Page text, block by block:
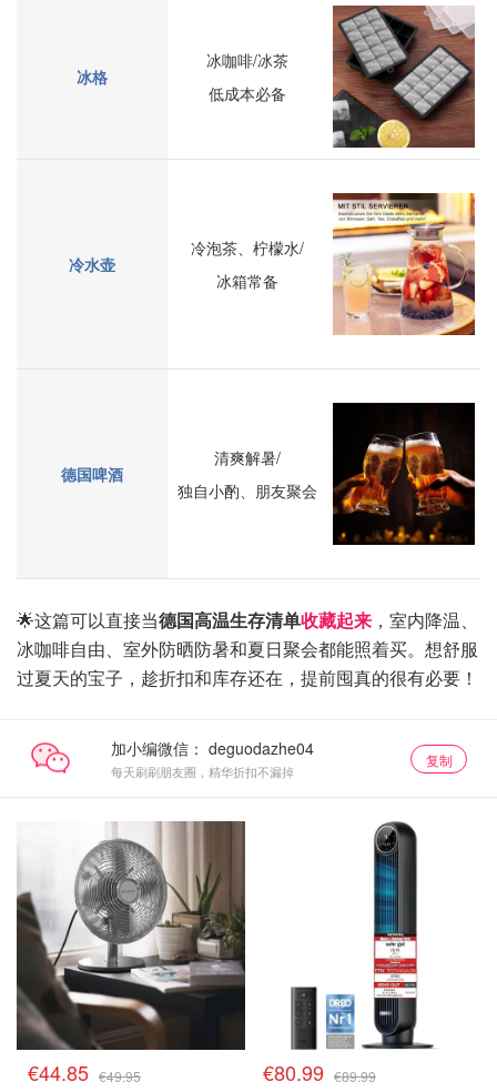
冰格
冰咖啡/冰茶
低成本必备
冷水壶
冷泡茶、柠檬水/
冰箱常备
德国啤酒
清爽解暑/
独自小酌、朋友聚会
🌟这篇可以直接当德国高温生存清单收藏起来 ，室内降温、
冰咖啡自由、室外防晒防暑和夏日聚会都能照着买。想舒服
过夏天的宝子，趁折扣和库存还在，提前囤真的很有必要！
加小编微信：
每天刷刷朋友圈，精华折扣不漏掉
复制
风扇 & 空调 等降温好物
€44.85 €49.95
风扇 & 空调 等降温好物
€80.99 €89.99